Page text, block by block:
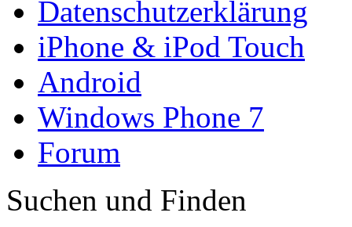
Datenschutzerklärung
iPhone & iPod Touch
Android
Windows Phone 7
Forum
Suchen und Finden